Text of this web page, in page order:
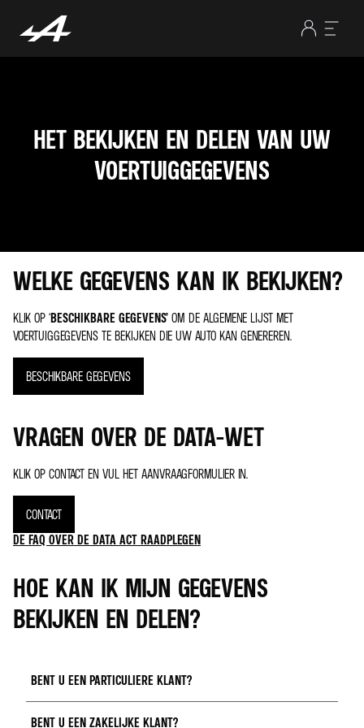
HET BEKIJKEN EN DELEN VAN UW
VOERTUIGGEGEVENS
WELKE GEGEVENS KAN IK BEKIJKEN?
KLIK OP ‘BESCHIKBARE GEGEVENS’ OM DE ALGEMENE LIJST MET
VOERTUIGGEGEVENS TE BEKIJKEN DIE UW AUTO KAN GENEREREN.
BESCHIKBARE GEGEVENS
VRAGEN OVER DE DATA-WET
KLIK OP CONTACT EN VUL HET AANVRAAGFORMULIER IN.
CONTACT
DE FAQ OVER DE DATA ACT RAADPLEGEN
HOE KAN IK MIJN GEGEVENS
BEKIJKEN EN DELEN?
BENT U EEN PARTICULIERE KLANT?
BENT U EEN ZAKELIJKE KLANT?